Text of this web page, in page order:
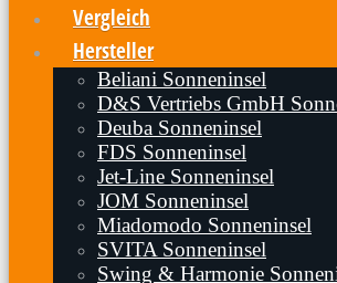
Vergleich
Hersteller
Beliani Sonneninsel
D&S Vertriebs GmbH
Deuba Sonneninsel
FDS Sonneninsel
Jet-Line Sonneninsel
JOM Sonneninsel
Miadomodo Sonneninsel
SVITA Sonneninsel
Swing & Harmonie